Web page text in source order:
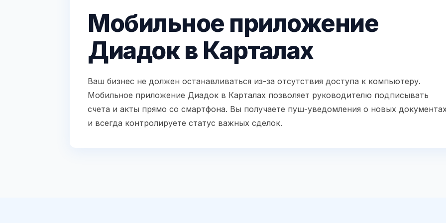
Мобильное приложение
Диадок в Карталах
Ваш бизнес не должен останавливаться из-за отсутствия доступа к компьютеру.
Мобильное приложение Диадок в Карталах позволяет руководителю подписывать
счета и акты прямо со смартфона. Вы получаете пуш-уведомления о новых
и всегда контролируете статус важных сделок.